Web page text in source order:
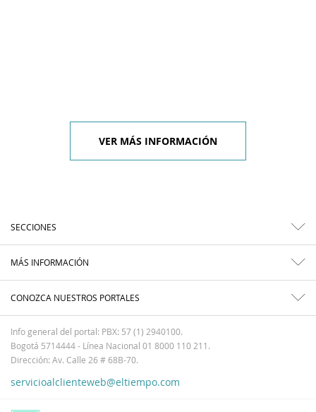
VER MÁS INFORMACIÓN
SECCIONES
MÁS INFORMACIÓN
CONOZCA NUESTROS PORTALES
Info general del portal: PBX: 57 (1) 2940100.
Bogotá 5714444 - Línea Nacional 01 8000 110 211.
Dirección: Av. Calle 26 # 68B-70.
servicioalclienteweb@eltiempo.com